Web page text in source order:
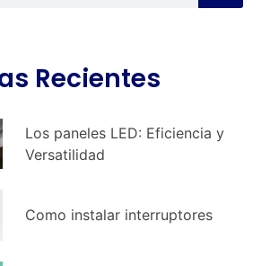
Recientes
Los paneles LED: Eficiencia y
Versatilidad
Como instalar interruptores